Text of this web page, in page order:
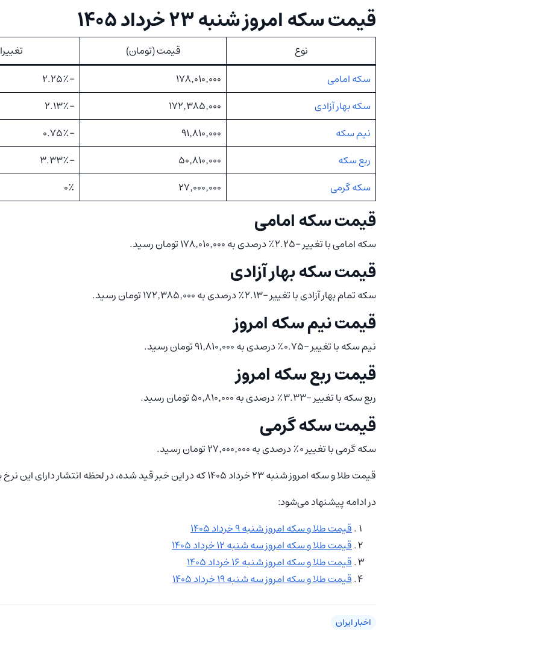
قیمت سکه امروز شنبه ۲۳ خرداد ۱۴۰۵
نوع قیمت (تومان)
تغییرات
سکه امامی
۱۷۸٬۰۱۰٬۰۰۰
-۲.۲۵٪
سکه بهار آزادی
۱۷۲٬۳۸۵٬۰۰۰
-۲.۱۳٪
نیم سکه
۹۱٬۸۱۰٬۰۰۰
-۰.۷۵٪
ربع سکه
۵۰٬۸۱۰٬۰۰۰
-۳.۳۳٪
سکه گرمی
۲۷٬۰۰۰٬۰۰۰ ۰٪
قیمت سکه امامی
سکه امامی با تغییر -۲.۲۵٪ درصدی به ۱۷۸٬۰۱۰٬۰۰۰ تومان رسید.
قیمت سکه بهار آزادی
سکه تمام بهار آزادی با تغییر -۲.۱۳٪ درصدی به ۱۷۲٬۳۸۵٬۰۰۰ تومان رسید.
قیمت نیم سکه امروز
نیم سکه با تغییر -۰.۷۵٪ درصدی به ۹۱٬۸۱۰٬۰۰۰ تومان رسید.
قیمت ربع سکه امروز
ربع سکه با تغییر -۳.۳۳٪ درصدی به ۵۰٬۸۱۰٬۰۰۰ تومان رسید.
قیمت سکه گرمی
سکه گرمی با تغییر ۰٪ درصدی به ۲۷٬۰۰۰٬۰۰۰ تومان رسید.
قیمت طلا و سکه امروز شنبه ۲۳ خرداد ۱۴۰۵ که در این خبر قید شده، در لحظه انتشار دارای این نرخ بوده‌اند.
در ادامه پیشنهاد می‌شود:
قیمت طلا و سکه امروز شنبه ۹ خرداد ۱۴۰۵
قیمت طلا و سکه امروز سه شنبه ۱۲ خرداد ۱۴۰۵
قیمت طلا و سکه امروز شنبه ۱۶ خرداد ۱۴۰۵
قیمت طلا و سکه امروز سه شنبه ۱۹ خرداد ۱۴۰۵
اخبار ایران